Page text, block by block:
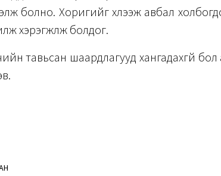
болно. Хоригийг хүлээж авбал
хэрэгжүүлж болдог.
тавьсан шаардлагууд хангадахгүй